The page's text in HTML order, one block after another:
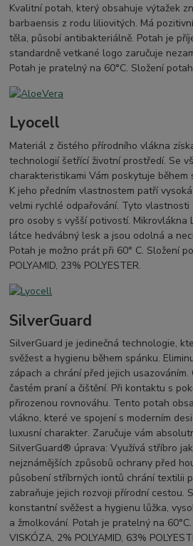
Kvalitní potah, který obsahuje výtažek
barbaensis z rodu liliovitých. Má
těla, působí antibakteriálně. Potah je
standardně vetkané logo zaručuje
Potah je pratelný na 60°C. Složení
Lyocell
Materiál z čistého přírodního vlákna
technologií šetřící životní prostředí. Se
charakteristikami Vám poskytuje
K jeho předním vlastnostem patří
velmi rychlé odpařování. Tyto vlastnosti
pro osoby s vyšší potivostí. Mikrovlákna
látce hedvábný lesk a jsou odolná a
Potah je možno prát při 60° C. Složení
POLYAMID, 23% POLYESTER.
SilverGuard
SilverGuard je jedinečná technologie,
svěžest a hygienu během spánku.
zápach a chrání před jejich
častém praní a čištění. Při kontaktu s
přirozenou rovnováhu. Tento potah
vlákno, které ve spojení s moderním
luxusní charakter. Zaručuje vám
SilverGuard® úprava: Využívá stříbro
nejznámějších způsobů ochrany před
působení stříbrných iontů chrání textilii
zabraňuje jejich rozvoji přírodní cestou.
konstantní svěžest a hygienu lůžka,
a žmolkování. Potah je pratelný na
VISKÓZA, 2% POLYAMID, 63%